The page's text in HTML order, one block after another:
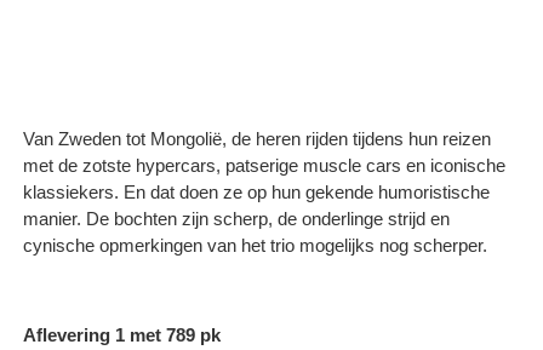
Van Zweden tot Mongolië, de heren rijden tijdens hun reizen
met de zotste hypercars, patserige muscle cars en iconische
klassiekers. En dat doen ze op hun gekende humoristische
manier. De bochten zijn scherp, de onderlinge strijd en
cynische opmerkingen van het trio mogelijks nog scherper.
Aflevering 1 met 789 pk